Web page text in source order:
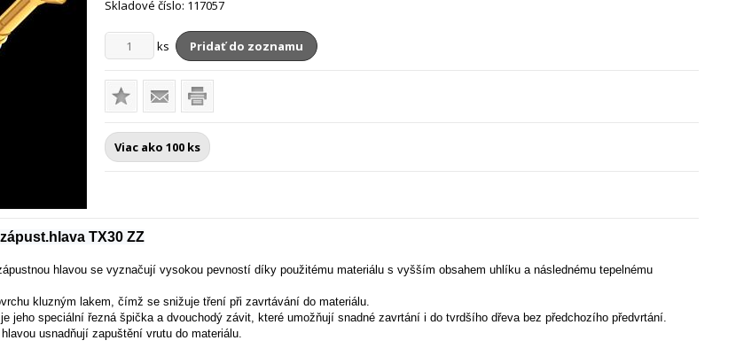
Skladové číslo: 117057
ks Pridať do zoznamu
Viac ako 100 ks
TX30 ZZ
hlavou se vyznačují vysokou pevností díky použitému materiálu s vyšším obsahem uhlíku a následnému tepelnému
kluzným lakem, čímž se snižuje tření při zavrtávání do materiálu.
jeho speciální řezná špička a dvouchodý závit, které umožňují snadné zavrtání i do tvrdšího dřeva bez předchozího předvrtání.
usnadňují zapuštění vrutu do materiálu.